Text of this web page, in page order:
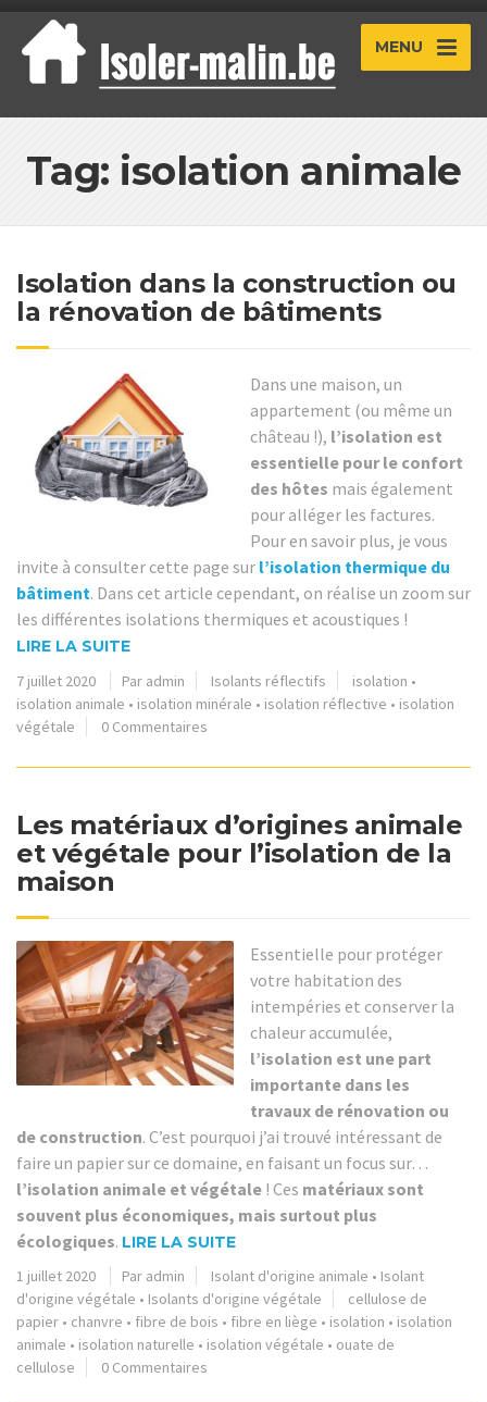
MENU
Tag: isolation animale
Isolation dans la construction ou
la rénovation de bâtiments
Dans une maison, un
appartement (ou même un
château !), l’isolation est
essentielle pour le confort
des hôtes mais également
pour alléger les factures.
Pour en savoir plus, je vous
invite à consulter cette page sur l’isolation thermique du
bâtiment. Dans cet article cependant, on réalise un zoom sur
les différentes isolations thermiques et acoustiques !
LIRE LA SUITE
7 juillet 2020
Par admin Isolants réflectifs isolation •
isolation animale • isolation minérale • isolation réflective • isolation
végétale
0 Commentaires
Les matériaux d’origines animale
et végétale pour l’isolation de la
maison
Essentielle pour protéger
votre habitation des
intempéries et conserver la
chaleur accumulée,
l’isolation est une part
importante dans les
travaux de rénovation ou
de construction. C’est pourquoi j’ai trouvé intéressant de
faire un papier sur ce domaine, en faisant un focus sur…
l’isolation animale et végétale ! Ces matériaux sont
souvent plus économiques, mais surtout plus
écologiques. LIRE LA SUITE
1 juillet 2020
Par admin Isolant d'origine animale • Isolant
d'origine végétale • Isolants d'origine végétale
cellulose de
papier • chanvre • fibre de bois • fibre en liège • isolation • isolation
animale • isolation naturelle • isolation végétale • ouate de
cellulose
0 Commentaires